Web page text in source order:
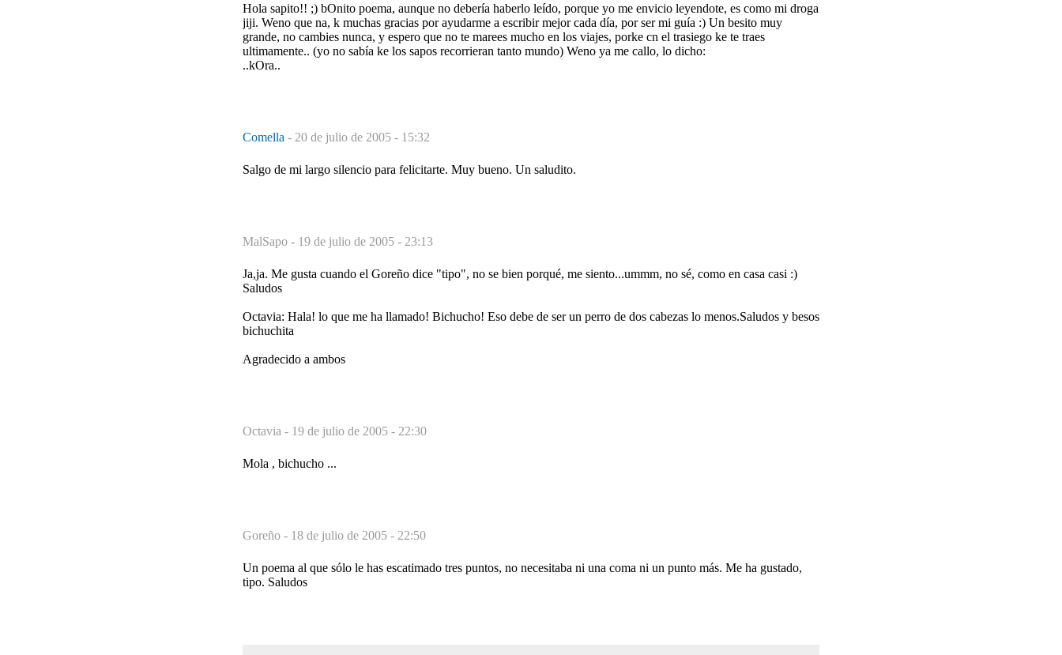
Hola sapito!! ;) bOnito poema, aunque no debería haberlo leído, porque yo me envicio leyendote, es como mi droga
jiji. Weno que na, k muchas gracias por ayudarme a escribir mejor cada día, por ser mi guía :) Un besito muy
grande, no cambies nunca, y espero que no te marees mucho en los viajes, porke cn el trasiego ke te traes
ultimamente.. (yo no sabía ke los sapos recorrieran tanto mundo) Weno ya me callo, lo dicho:
..kOra..
Comella - 20 de julio de 2005 - 15:32
Salgo de mi largo silencio para felicitarte. Muy bueno. Un saludito.
MalSapo - 19 de julio de 2005 - 23:13
Ja,ja. Me gusta cuando el Goreño dice "tipo", no se bien porqué, me siento...ummm, no sé, como en casa casi :)
Saludos
Octavia: Hala! lo que me ha llamado! Bichucho! Eso debe de ser un perro de dos cabezas lo menos.Saludos y besos
bichuchita
Agradecido a ambos
Octavia - 19 de julio de 2005 - 22:30
Mola , bichucho ...
Goreño - 18 de julio de 2005 - 22:50
Un poema al que sólo le has escatimado tres puntos, no necesitaba ni una coma ni un punto más. Me ha gustado,
tipo. Saludos